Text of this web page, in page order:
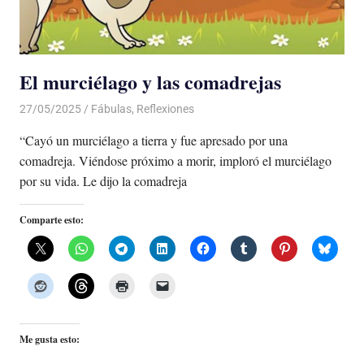
El murciélago y las comadrejas
27/05/2025 De todo un Poco
Fábulas, Reflexiones
“Cayó un murciélago a tierra y fue apresado por una
comadreja. Viéndose próximo a morir, imploró el murciélago
por su vida. Le dijo la comadreja
Comparte esto:
Me gusta esto: